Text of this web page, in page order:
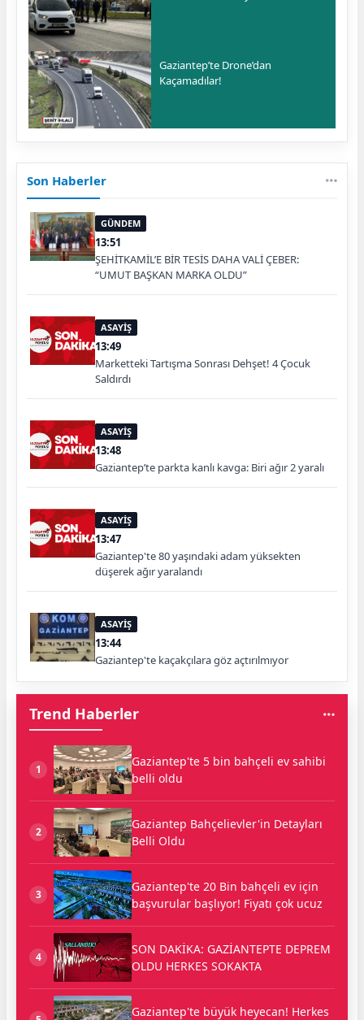
Gaziantep’te Drone’dan
Kaçamadılar!
Son Haberler
GÜNDEM
13:51
ŞEHİTKAMİL’E BİR TESİS DAHA VALİ ÇEBER:
“UMUT BAŞKAN MARKA OLDU”
ASAYİŞ
13:49
Marketteki Tartışma Sonrası Dehşet! 4 Çocuk
Saldırdı
ASAYİŞ
13:48
Gaziantep’te parkta kanlı kavga: Biri ağır 2 yaralı
ASAYİŞ
13:47
Gaziantep'te 80 yaşındaki adam yüksekten
düşerek ağır yaralandı
ASAYİŞ
13:44
Gaziantep'te kaçakçılara göz açtırılmıyor
Trend Haberler
1
Gaziantep'te 5 bin bahçeli ev sahibi
belli oldu
2
Gaziantep Bahçelievler'in Detayları
Belli Oldu
3
Gaziantep'te 20 Bin bahçeli ev için
başvurular başlıyor! Fiyatı çok ucuz
4
SON DAKİKA: GAZİANTEPTE DEPREM
OLDU HERKES SOKAKTA
Gaziantep'te büyük heyecan! Herkes